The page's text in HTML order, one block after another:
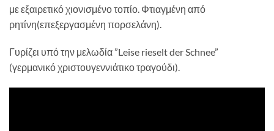
με εξαιρετικό χιονισμένο τοπίο. Φτιαγμένη από
ρητίνη(επεξεργασμένη πορσελάνη).
Γυρίζει υπό την μελωδία ”Leise rieselt der Schnee”
(γερμανικό χριστουγεννιάτικο τραγούδι).